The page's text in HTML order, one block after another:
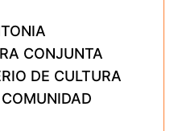
CONJUNTA
DE CULTURA